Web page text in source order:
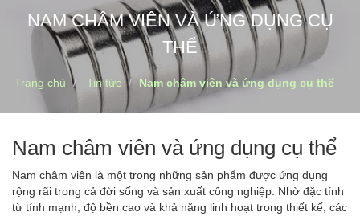
NAM CHÂM VIÊN VÀ ỨNG DỤNG CỤ
THỂ
Trang chủ Tin tức Nam châm viên và ứng dụng cụ thể
Nam châm viên và ứng dụng cụ thể
Nam châm viên là một trong những sản phẩm được ứng dụng
rộng rãi trong cả đời sống và sản xuất công nghiệp. Nhờ đặc tính
từ tính mạnh, độ bền cao và khả năng linh hoạt trong thiết kế, các